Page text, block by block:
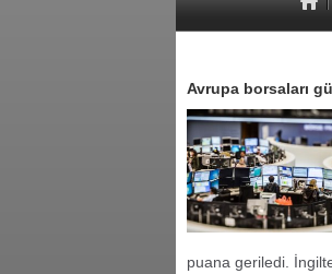
Avrupa borsaları
puana geriledi.